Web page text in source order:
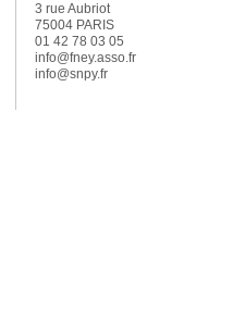
3 rue Aubriot
75004 PARIS
01 42 78 03 05
info@fney.asso.fr
info@snpy.fr